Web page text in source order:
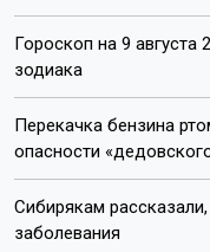
Гороскоп на 9 августа
зодиака
Перекачка бензина
опасности
Сибирякам
заболевания